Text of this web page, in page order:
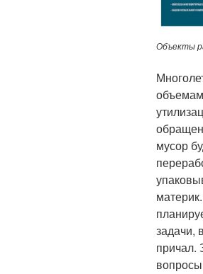
Объекты
мусор
задачи,
причал.
вопросы